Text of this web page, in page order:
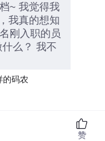
~ 我觉得我
我真的想知
刚入职的员
么？ 我不
的码农
赞